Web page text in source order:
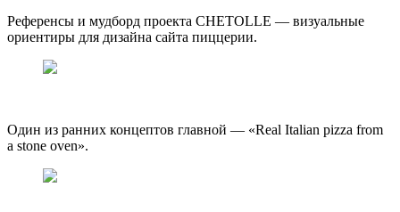
Референсы и мудборд проекта CHETOLLE — визуальные
ориентиры для дизайна сайта пиццерии.
Один из ранних концептов главной — «Real Italian pizza from
a stone oven».